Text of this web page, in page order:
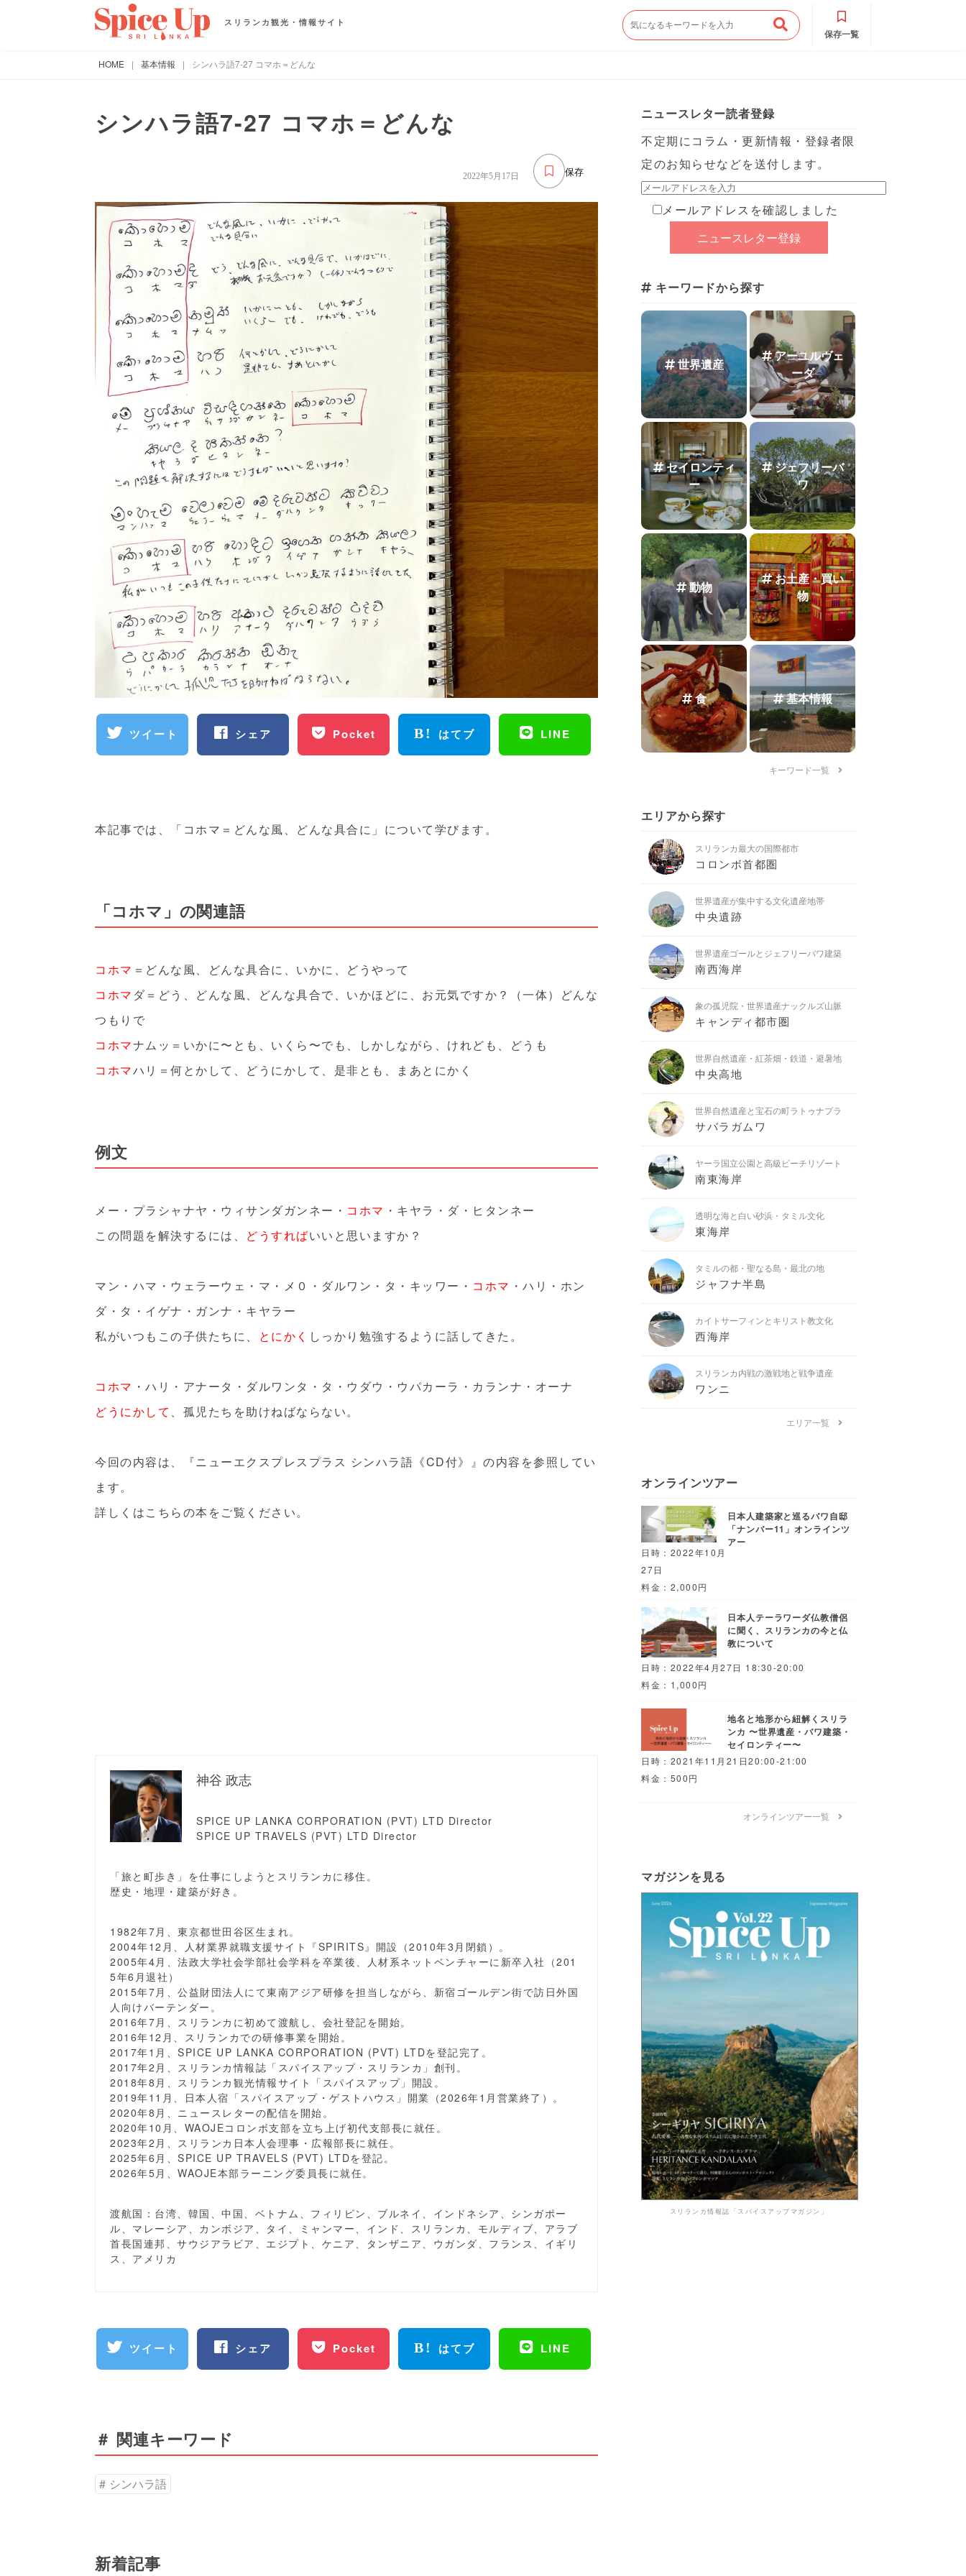
スリランカ観光・情報サイト
保存一覧
HOME | 基本情報 | シンハラ語7-27 コマホ＝どんな
シンハラ語7-27 コマホ＝どんな
保存
2022年5月17日
ツイート シェア Pocket はてブ LINE
本記事では、「コホマ＝どんな風、どんな具合に」について学びます。
「コホマ」の関連語
コホマ ＝どんな風、どんな具合に、いかに、どうやって
コホマ ダ＝どう、どんな風、どんな具合で、いかほどに、お元気ですか？（一体）どんな
つもりで
コホマナムッ＝いかに〜とも、いくら〜でも、しかしながら、けれども、どうも
コホマハリ＝何とかして、どうにかして、是非とも、まあとにかく
例文
メー・プラシャナヤ・ウィサンダガンネー・ コホマ ・キヤラ・ダ・ヒタンネー
この問題を解決するには、 どうすればいいと思いますか？
マン・ハマ・ウェラーウェ・マ・メ０・ダルワン・タ・キッワー・ コホマ ・ハリ・ホン
ダ・タ・イゲナ・ガンナ・キヤラー
私がいつもこの子供たちに、
とにかく しっかり勉強するように話してきた。
コホマ ・ハリ・アナータ・ダルワンタ・タ・ウダウ・ウパカーラ・カランナ・オーナ
どうにかして 、孤児たちを助けねばならない。
今回の内容は、『ニューエクスプレスプラス シンハラ語《CD付》』の内容を参照してい
ます。
詳しくはこちらの本をご覧ください。
神谷 政志
SPICE UP LANKA CORPORATION (PVT) LTD Director
SPICE UP TRAVELS (PVT) LTD Director
「旅と町歩き」を仕事にしようとスリランカに移住。
歴史・地理・建築が好き。
1982年7月、東京都世田谷区生まれ。
2004年12月、人材業界就職支援サイト『SPIRITS』開設（2010年3月閉鎖）。
2005年4月、法政大学社会学部社会学科を卒業後、人材系ネットベンチャーに新卒入社（201
5年6月退社）
2015年7月、公益財団法人にて東南アジア研修を担当しながら、新宿ゴールデン街で訪日外国
人向けバーテンダー。
2016年7月、スリランカに初めて渡航し、会社登記を開始。
2016年12月、スリランカでの研修事業を開始。
2017年1月、SPICE UP LANKA CORPORATION (PVT) LTDを登記完了。
2017年2月、スリランカ情報誌「スパイスアップ・スリランカ」創刊。
2018年8月、スリランカ観光情報サイト「スパイスアップ」開設。
2019年11月、日本人宿「スパイスアップ・ゲストハウス」開業（2026年1月営業終了）。
2020年8月、ニュースレターの配信を開始。
2020年10月、WAOJEコロンボ支部を立ち上げ初代支部長に就任。
2023年2月、スリランカ日本人会理事・広報部長に就任。
2025年6月、SPICE UP TRAVELS (PVT) LTDを登記。
2026年5月、WAOJE本部ラーニング委員長に就任。
渡航国：台湾、韓国、中国、ベトナム、フィリピン、ブルネイ、インドネシア、シンガポー
ル、マレーシア、カンボジア、タイ、ミャンマー、インド、スリランカ、モルディブ、アラブ
首長国連邦、サウジアラビア、エジプト、ケニア、タンザニア、ウガンダ、フランス、イギリ
ス、アメリカ
ツイート シェア Pocket はてブ LINE
＃ 関連キーワード
シンハラ語
新着記事
ニュースレター読者登録
不定期にコラム・更新情報・登録者限
定のお知らせなどを送付します。
メールアドレスを確認しました
キーワードから探す
世界遺産
アーユルヴェ
ーダ
セイロンティ
ー
ジェフリーバ
ワ
動物
お土産・買い
物
食 基本情報
キーワード一覧
エリアから探す
スリランカ最大の国際都市
コロンボ首都圏
世界遺産が集中する文化遺産地帯
中央遺跡
世界遺産ゴールとジェフリーバワ建築
南西海岸
象の孤児院・世界遺産ナックルズ山脈
キャンディ都市圏
世界自然遺産・紅茶畑・鉄道・避暑地
中央高地
世界自然遺産と宝石の町ラトゥナプラ
サバラガムワ
ヤーラ国立公園と高級ビーチリゾート
南東海岸
透明な海と白い砂浜・タミル文化
東海岸
タミルの都・聖なる島・最北の地
ジャフナ半島
カイトサーフィンとキリスト教文化
西海岸
スリランカ内戦の激戦地と戦争遺産
ワンニ
エリア一覧
オンラインツアー
日本人建築家と巡るバワ自邸
「ナンバー11」オンラインツ
アー
日時：2022年10月
27日
料金：2,000円
日本人テーラワーダ仏教僧侶
に聞く、スリランカの今と仏
教について
日時：2022年4月27日 18:30-20:00
料金：1,000円
地名と地形から紐解くスリラ
ンカ 〜世界遺産・バワ建築・
セイロンティー〜
日時：2021年11月21日20:00-21:00
料金：500円
オンラインツアー一覧
マガジンを見る
スリランカ情報誌「スパイスアップマガジン」